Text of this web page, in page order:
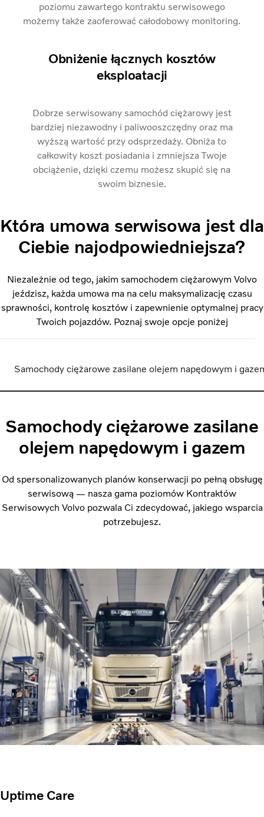
poziomu zawartego kontraktu serwisowego
możemy także zaoferować całodobowy monitoring.
Obniżenie łącznych kosztów
eksploatacji
Dobrze serwisowany samochód ciężarowy jest
bardziej niezawodny i paliwooszczędny oraz ma
wyższą wartość przy odsprzedaży. Obniża to
całkowity koszt posiadania i zmniejsza Twoje
obciążenie, dzięki czemu możesz skupić się na
swoim biznesie.
Która umowa serwisowa jest dla
Ciebie najodpowiedniejsza?
Niezależnie od tego, jakim samochodem ciężarowym Volvo
jeździsz, każda umowa ma na celu maksymalizację czasu
sprawności, kontrolę kosztów i zapewnienie optymalnej pracy
Twoich pojazdów. Poznaj swoje opcje poniżej
Samochody ciężarowe zasilane olejem napędowym i
Samochody ciężarowe zasilane
olejem napędowym i gazem
Od spersonalizowanych planów konserwacji po pełną obsługę
serwisową — nasza gama poziomów Kontraktów
Serwisowych Volvo pozwala Ci zdecydować, jakiego wsparcia
potrzebujesz.
Uptime Care